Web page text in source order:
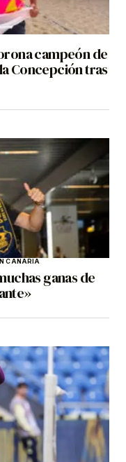
campeón de
Concepción tras
CANARIA
ganas de